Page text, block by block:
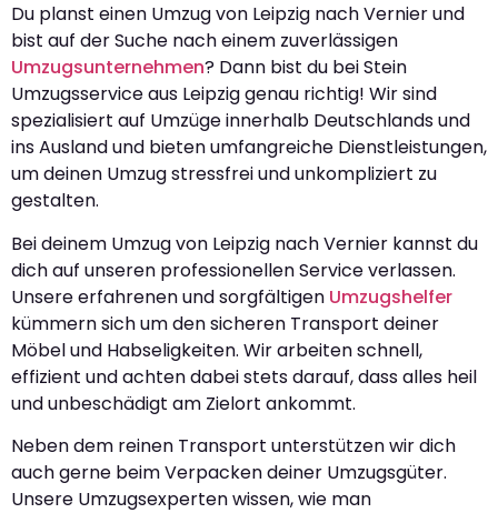
Du planst einen Umzug von Leipzig nach Vernier und
bist auf der Suche nach einem zuverlässigen
Umzugsunternehmen? Dann bist du bei Stein
Umzugsservice aus Leipzig genau richtig! Wir sind
spezialisiert auf Umzüge innerhalb Deutschlands und
ins Ausland und bieten umfangreiche Dienstleistungen,
um deinen Umzug stressfrei und unkompliziert zu
gestalten.
Bei deinem Umzug von Leipzig nach Vernier kannst du
dich auf unseren professionellen Service verlassen.
Unsere erfahrenen und sorgfältigen Umzugshelfer
kümmern sich um den sicheren Transport deiner
Möbel und Habseligkeiten. Wir arbeiten schnell,
effizient und achten dabei stets darauf, dass alles heil
und unbeschädigt am Zielort ankommt.
Neben dem reinen Transport unterstützen wir dich
auch gerne beim Verpacken deiner Umzugsgüter.
Unsere Umzugsexperten wissen, wie man